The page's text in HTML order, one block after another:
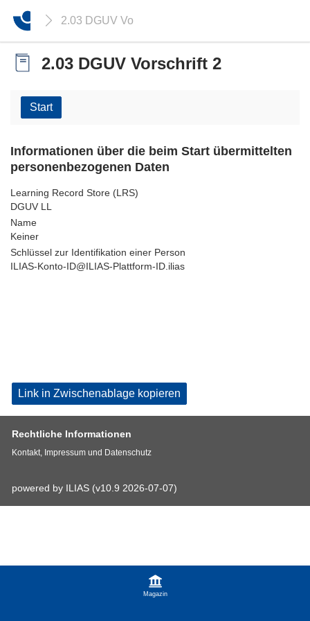
2.03 DGUV Vorschrift 2
Magazin
2.03 DGUV Vorschrift 2
Start
Informationen über die beim Start übermittelten
personenbezogenen Daten
Learning Record Store (LRS)
DGUV LL
Name
Keiner
Schlüssel zur Identifikation einer Person
ILIAS-Konto-ID@ILIAS-Plattform-ID.ilias
Link in Zwischenablage kopieren
Rechtliche Informationen
Kontakt, Impressum und Datenschutz
powered by ILIAS (v10.9 2026-07-07)